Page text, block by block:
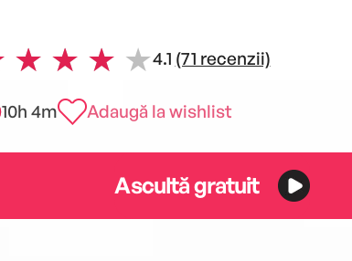
4.1 (71 recenzii)
10h 4m Adaugă la wishlist
Ascultă gratuit